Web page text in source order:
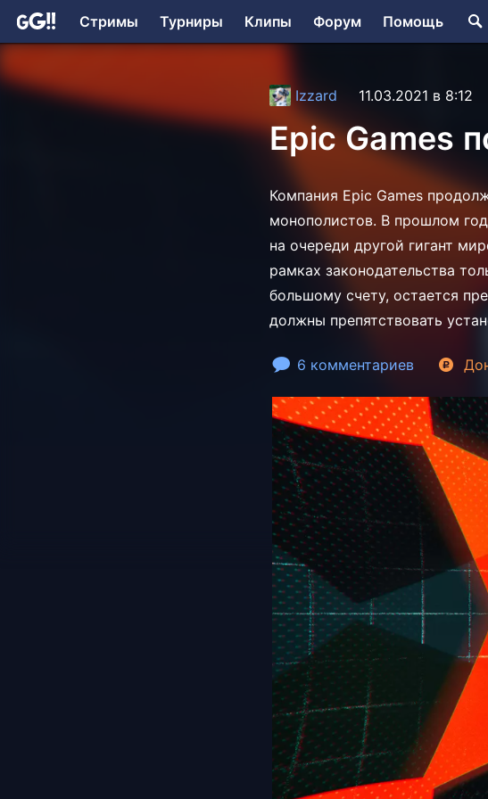
Стримы Турниры Клипы Форум Помощь
Izzard 11.03.2021 в 8:12
Epic Games
Компания Epic Games
монополистов. В прошлом
на очереди другой гигант
рамках законодательства
большому счету, остается
должны препятствовать
6 комментариев